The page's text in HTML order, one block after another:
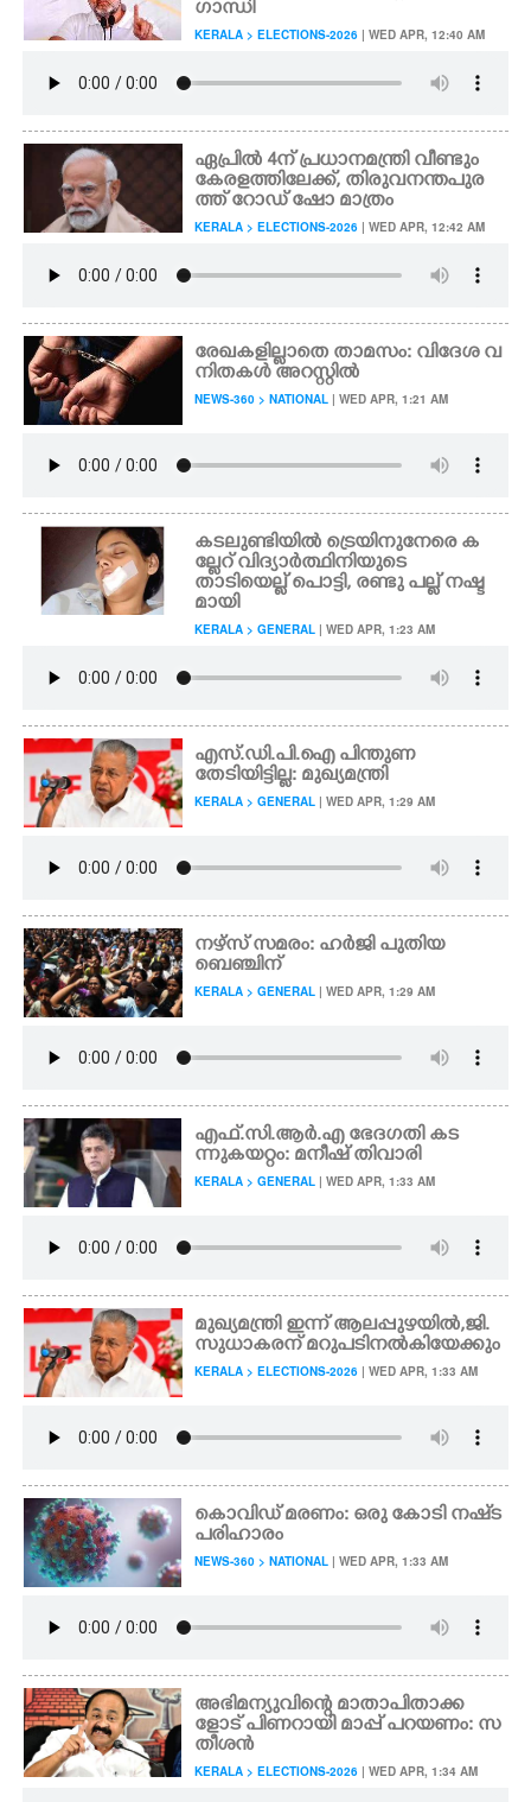
ഗാന്ധി
KERALA > ELECTIONS-2026 | WED APR, 12:40 AM
ഏപ്രിൽ 4ന് പ്രധാനമന്ത്രി വീണ്ടും
കേരളത്തിലേക്ക്, തിരുവനന്തപുര
ത്ത് റോഡ് ഷോ മാത്രം
KERALA > ELECTIONS-2026 | WED APR, 12:42 AM
രേഖകളില്ലാതെ താമസം: വിദേശ വ
നിതകൾ അറസ്റ്റിൽ
NEWS-360 > NATIONAL | WED APR, 1:21 AM
കടലുണ്ടിയിൽ ട്രെയിനുനേരെ ക
ല്ലേറ് വിദ്യാർത്ഥിനിയുടെ
താടിയെല്ല് പൊട്ടി, രണ്ടു പല്ല് നഷ്ട
മായി
KERALA > GENERAL | WED APR, 1:23 AM
എസ്.ഡി.പി.ഐ പിന്തുണ
തേടിയിട്ടില്ല: മുഖ്യമന്ത്രി
KERALA > GENERAL | WED APR, 1:29 AM
നഴ്സ് സമരം: ഹർജി പുതിയ
ബെഞ്ചിന്
KERALA > GENERAL | WED APR, 1:29 AM
എഫ്.സി.ആർ.എ ഭേദഗതി കട
ന്നുകയറ്റം: മനീഷ് തിവാരി
KERALA > GENERAL | WED APR, 1:33 AM
മുഖ്യമന്ത്രി ഇന്ന് ആലപ്പുഴയിൽ,​ ജി.
സുധാകരന് മറുപടിനൽകിയേക്കും
KERALA > ELECTIONS-2026 | WED APR, 1:33 AM
കൊവിഡ് മരണം: ഒരു കോടി നഷ്‌ട
പരിഹാരം
NEWS-360 > NATIONAL | WED APR, 1:33 AM
അഭിമന്യുവിന്റെ മാതാപിതാക്ക
ളോട് പിണറായി മാപ്പ് പറയണം: സ
തീശൻ
KERALA > ELECTIONS-2026 | WED APR, 1:34 AM